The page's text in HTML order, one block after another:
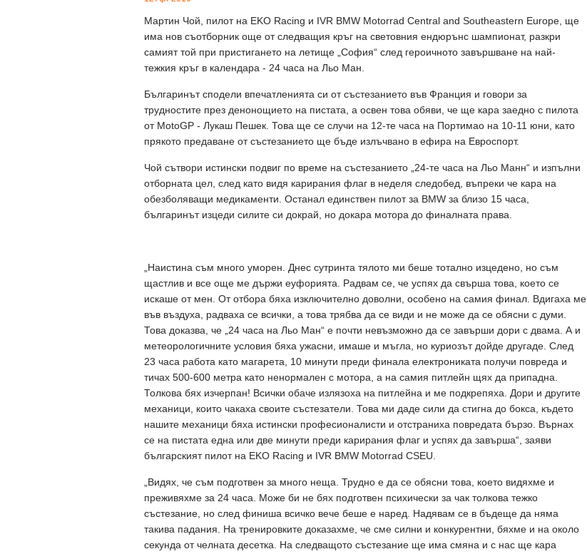
Мартин Чой, пилот на EKO Racing и IVR BMW Motorrad Central and Southeastern Europe, ще
има нов съотборник още от следващия кръг на световния ендюрънс шампионат, разкри
самият той при пристигането на летище „София“ след героичното завършване на най-
тежкия кръг в календара - 24 часа на Льо Ман.
Българинът сподели впечатленията си от състезанието във Франция и говори за
трудностите през денонощието на пистата, а освен това обяви, че ще кара заедно с пилота
от MotoGP - Лукаш Пешек. Това ще се случи на 12-те часа на Портимао на 10-11 юни, като
прякото предаване от състезанието ще бъде излъчвано в ефира на Евроспорт.
Чой сътвори истински подвиг по време на състезанието „24-те часа на Льо Манн“ и изпълни
отборната цел, след като видя карирания флаг в неделя следобед, въпреки че кара на
обезболяващи медикаменти. Останал единствен пилот за BMW за близо 15 часа,
българинът изцеди силите си докрай, но докара мотора до финалната права.
„Наистина съм много уморен. Днес сутринта тялото ми беше тотално изцедено, но съм
щастлив и все още ме държи еуфорията. Радвам се, че успях да свърша това, което се
искаше от мен. От отбора бяха изключително доволни, особено на самия финал. Вдигаха ме
във въздуха, радваха се всички, а това трябва да се види и не може да се обясни с думи.
Това доказва, че „24 часа на Льо Ман“ е почти невъзможно да се завърши дори с двама. А и
метеорологичните условия бяха ужасни, имаше и мъгла, но куриозът дойде другаде. След
23 часа работа като магарета, 10 минути преди финала електрониката получи повреда и
тичах 500-600 метра като ненормален с мотора, а на самия питлейн щях да припадна.
Толкова бях изчерпан! Всички обаче излязоха на питлейна и ме подкрепяха. Дори и другите
механици, които чакаха своите състезатели. Това ми даде сили да стигна до бокса, където
нашите механици бяха истински професионалисти и отстраниха повредата бързо. Върнах
се на пистата една или две минути преди карирания флаг и успях да завърша“, заяви
българският пилот на EKO Racing и IVR BMW Motorrad CSEU.
„Видях, че съм подготвен за много неща. Трудно е да се обясни това, което видяхме и
преживяхме за 24 часа. Може би не бях подготвен психически за чак толкова тежко
състезание, но след финиша всичко вече беше е наред. Надявам се в бъдеще да няма
такива падания. На тренировките доказахме, че сме силни и конкурентни, бяхме и на около
секунда от челната десетка. На следващото състезание ще има смяна и с нас ще кара